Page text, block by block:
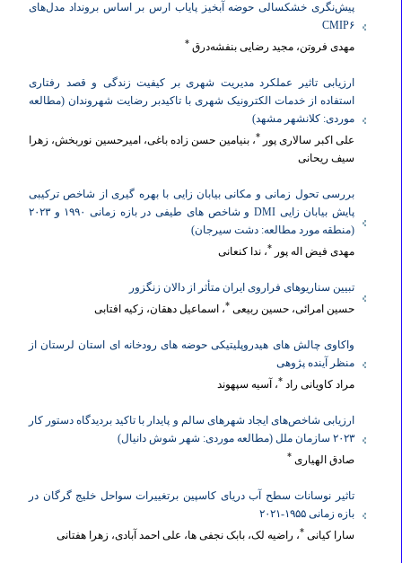
پیش‌نگری خشکسالی حوضه آبخیز پایاب ارس بر اساس برونداد مدل‌های
‌CMIP۶‎
مهدی فروتن، مجید رضایی بنفشه‌درق
ارزیابی تاثیر عملکرد مدیریت شهری بر کیفیت زندگی و قصد رفتاری
استفاده از خدمات الکترونیک شهری با تاکیدبر رضایت شهروندان (مطالعه
موردی: کلانشهر مشهد)
علی اکبر سالاری پور ، بنیامین حسن زاده باغی، امیرحسین نوربخش، زهرا
سیف ریحانی
بررسی تحول زمانی و مکانی بیابان زایی با بهره گیری از شاخص ترکیبی
پایش بیابان زایی DMI و شاخص های طیفی در بازه زمانی ۱۹۹۰ و ۲۰۲۳
(منطقه مورد مطالعه: دشت سیرجان)
مهدی فیض اله پور ، ندا کنعانی
تبیین سناریوهای فراروی ایران متأثر از دالان زنگزور
حسین امرائی، حسین ربیعی
، اسماعیل دهقان، زکیه افتابی
واکاوی چالش های هیدروپلیتیکی حوضه های رودخانه ای استان لرستان از
منظر آینده پژوهی
مراد کاویانی راد ، آسیه سپهوند
ارزیابی شاخص‌های ایجاد شهرهای سالم و پایدار با تاکید بردیدگاه دستور کار
۲۰۲۳ سازمان ملل (مطالعه موردی: شهر شوش دانیال)
صادق الهیاری
تاثیر نوسانات سطح آب دریای کاسپین برتغییرات سواحل خلیج گرگان در
بازه زمانی ۱۹۵۵-۲۰۲۱
سارا کیانی
، راضیه لک، بابک نجفی ها، علی احمد آبادی، زهرا هفتانی